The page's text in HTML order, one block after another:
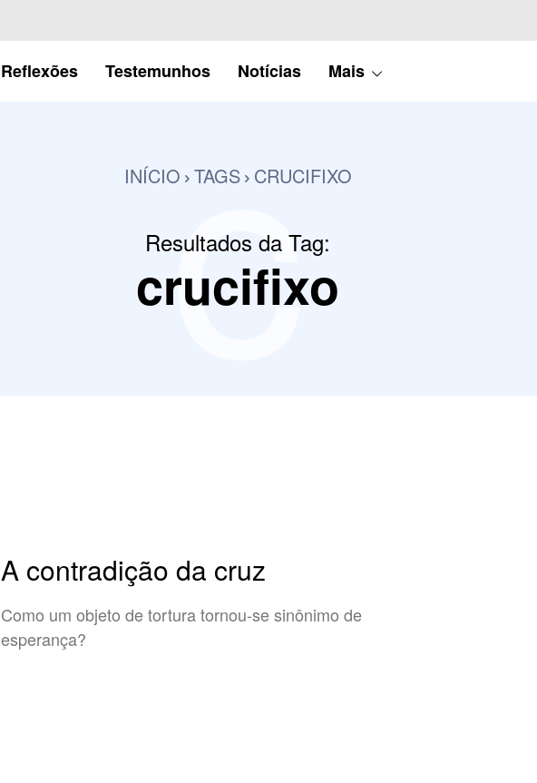
Reflexões Testemunhos Notícias Mais
INÍCIO TAGS CRUCIFIXO
Resultados da Tag:
crucifixo
c
A contradição da cruz
Como um objeto de tortura tornou-se sinônimo de
esperança?